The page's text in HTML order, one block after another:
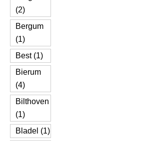
(2)
Bergum
(1)
Best (1)
Bierum
(4)
Bilthoven
(1)
Bladel (1)